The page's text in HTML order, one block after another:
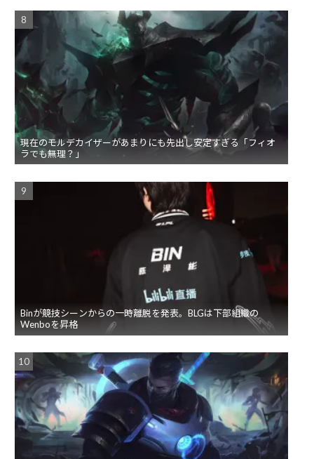
現在のモルデカイザーがあまりにも先出し安定すぎる「フィオ
ラでも無理？」
Binが競技シーンからの一時離脱を発表。BLGは下部組織の
Wenboを昇格